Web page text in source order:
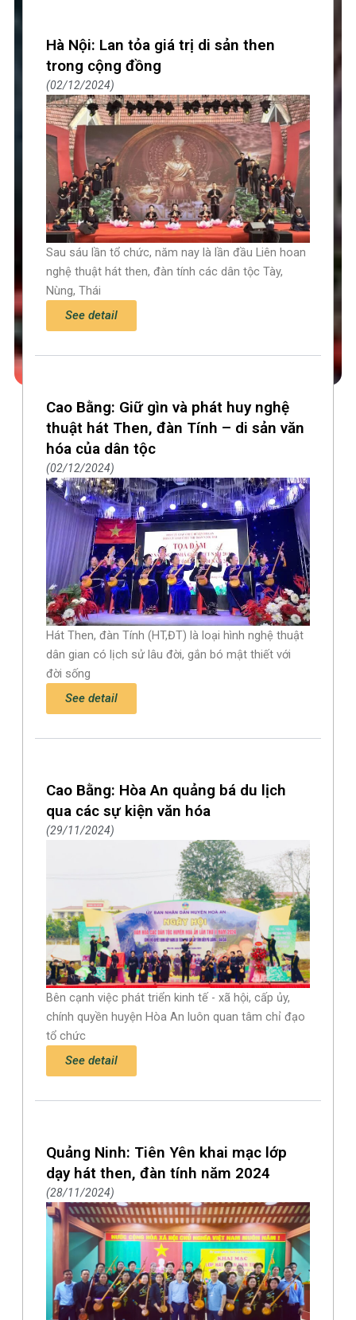
Hà Nội: Lan tỏa giá trị di sản then
trong cộng đồng
02/12/2024
Sau sáu lần tổ chức, năm nay là lần đầu Liên hoan
nghệ thuật hát then, đàn tính các dân tộc Tày,
Nùng, Thái
See detail
Cao Bằng: Giữ gìn và phát huy nghệ
thuật hát Then, đàn Tính – di sản văn
hóa của dân tộc
02/12/2024
Hát Then, đàn Tính (HT,ĐT) là loại hình nghệ thuật
dân gian có lịch sử lâu đời, gắn bó mật thiết với
đời sống
See detail
Cao Bằng: Hòa An quảng bá du lịch
qua các sự kiện văn hóa
29/11/2024
Bên cạnh việc phát triển kinh tế - xã hội, cấp ủy,
chính quyền huyện Hòa An luôn quan tâm chỉ đạo
tổ chức
See detail
Quảng Ninh: Tiên Yên khai mạc lớp
dạy hát then, đàn tính năm 2024
28/11/2024